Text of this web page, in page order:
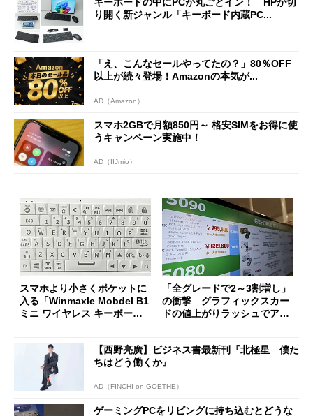
キーボードの中にPCが丸ごとイン！ HPが切
り開く新ジャンル「キーボード内蔵PC...
「え、こんなセールやってたの？」80％OFF
以上が続々登場！Amazonの本気が...
AD（Amazon）
スマホ2GBで月額850円～ 格安SIMをお得に使
うキャンペーン実施中！
AD（IIJmio）
スマホより小さくポケットに
入る「Winmaxle Mobdel B1
ミニ ワイヤレス キーボー
「全グレードで2～3割増し」
の衝撃 グラフィックスカー
ドの値上がりラッシュでアキ
【西野亮廣】ビジネス書最新刊『北極星 僕た
ちはどう働くか』
AD（FINCHI on GOETHE）
ゲーミングPCをリビングに持ち込むとどうな